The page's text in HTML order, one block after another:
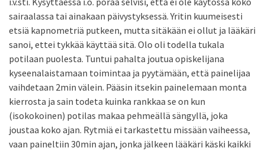
sairaalassa tai ainakaan päivystyksessä. Yritin kuumeisesti
etsiä kapnometriä putkeen, mutta sitäkään ei ollut ja lääkäri
sanoi, ettei tykkää käyttää sitä. Olo oli todella tukala
potilaan puolesta. Tuntui pahalta joutua opiskelijana
kyseenalaistamaan toimintaa ja pyytämään, että painelijaa
vaihdetaan 2min välein. Pääsin itsekin painelemaan monta
kierrosta ja sain todeta kuinka rankkaa se on kun
(isokokoinen) potilas makaa pehmeällä sängyllä, joka
joustaa koko ajan. Rytmiä ei tarkastettu missään vaiheessa,
vaan paineltiin 30min ajan, jonka jälkeen lääkäri käski kaikki